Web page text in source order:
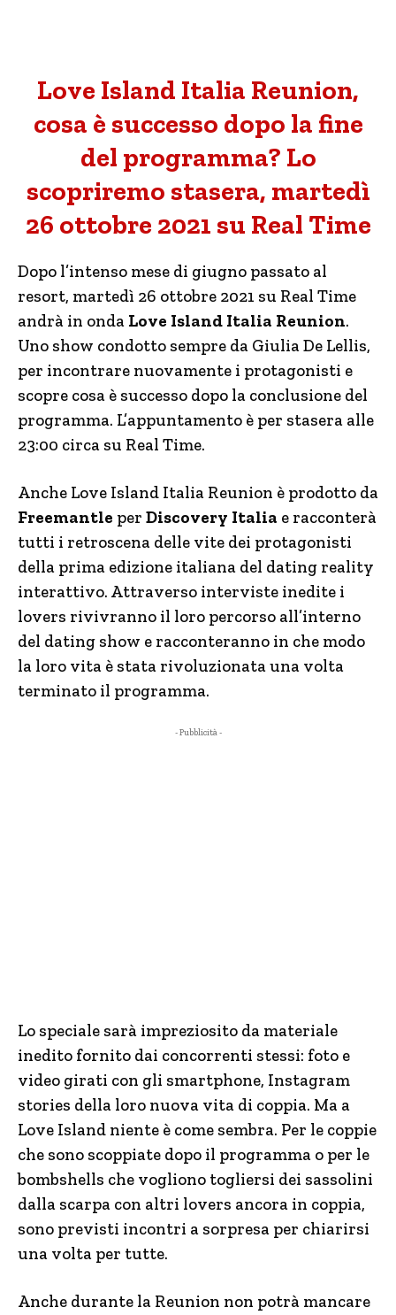
Love Island Italia Reunion,
cosa è successo dopo la fine
del programma? Lo
scopriremo stasera, martedì
26 ottobre 2021 su Real Time
Dopo l’intenso mese di giugno passato al
resort, martedì 26 ottobre 2021 su Real Time
andrà in onda Love Island Italia Reunion.
Uno show condotto sempre da Giulia De Lellis,
per incontrare nuovamente i protagonisti e
scopre cosa è successo dopo la conclusione del
programma. L’appuntamento è per stasera alle
23:00 circa su Real Time.
Anche Love Island Italia Reunion è prodotto da
Freemantle per Discovery Italia e racconterà
tutti i retroscena delle vite dei protagonisti
della prima edizione italiana del dating reality
interattivo. Attraverso interviste inedite i
lovers rivivranno il loro percorso all’interno
del dating show e racconteranno in che modo
la loro vita è stata rivoluzionata una volta
terminato il programma.
- Pubblicità -
Lo speciale sarà impreziosito da materiale
inedito fornito dai concorrenti stessi: foto e
video girati con gli smartphone, Instagram
stories della loro nuova vita di coppia. Ma a
Love Island niente è come sembra. Per le coppie
che sono scoppiate dopo il programma o per le
bombshells che vogliono togliersi dei sassolini
dalla scarpa con altri lovers ancora in coppia,
sono previsti incontri a sorpresa per chiarirsi
una volta per tutte.
Anche durante la Reunion non potrà mancare